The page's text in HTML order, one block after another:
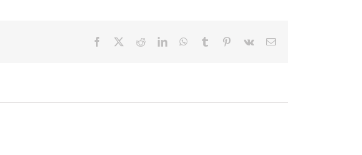
Facebook RedditLinkedInWhatsApp
Tumblr Pinterest
Vk
E-